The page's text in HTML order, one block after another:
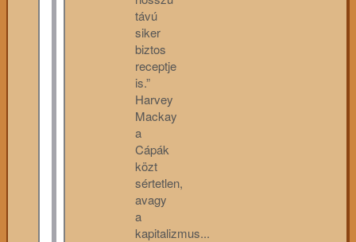
távú
siker
biztos
receptje
is.”
Harvey
Mackay
a
Cápák
közt
sértetlen,
avagy
a
kapitalizmus...